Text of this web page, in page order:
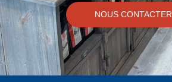
NOUS CONTACTER